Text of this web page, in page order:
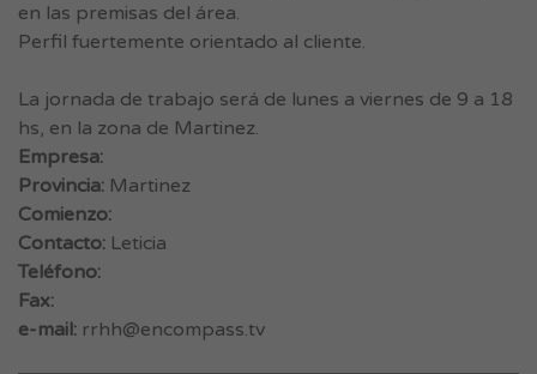
en las premisas del área.
Perfil fuertemente orientado al cliente.
La jornada de trabajo será de lunes a viernes de 9 a 18
hs, en la zona de Martinez.
Empresa:
Provincia: Martinez
Comienzo:
Contacto: Leticia
Teléfono:
Fax:
e-mail: rrhh@encompass.tv